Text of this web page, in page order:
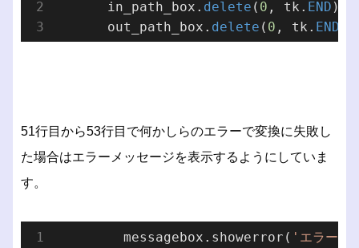
      in_path_box.
delete ( 0 , tk. END )
      out_path_box.
delete ( 0 , tk. END
51行目から53行目で何かしらのエラーで変換に失敗し
た場合はエラーメッセージを表示するようにしていま
す。
        messagebox.showerror(
'エラー'